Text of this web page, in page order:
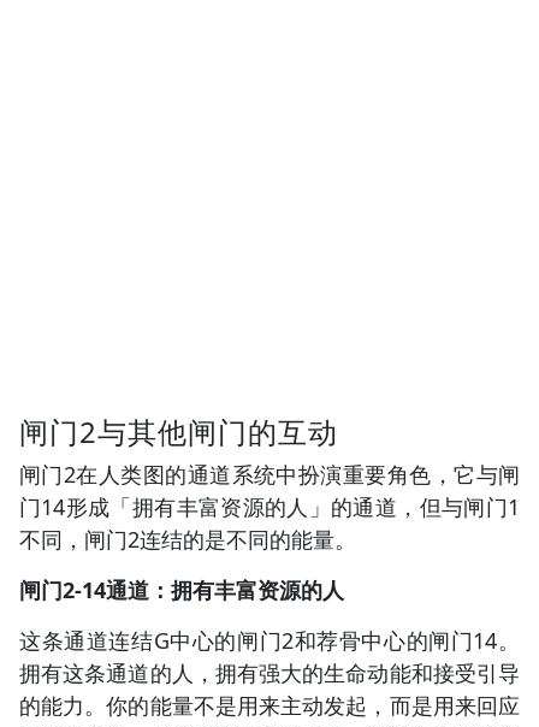
闸门2与其他闸门的互动
闸门2在人类图的通道系统中扮演重要角色，它与闸
门14形成「拥有丰富资源的人」的通道，但与闸门1
不同，闸门2连结的是不同的能量。
闸门2-14通道：拥有丰富资源的人
这条通道连结G中心的闸门2和荐骨中心的闸门14。
拥有这条通道的人，拥有强大的生命动能和接受引导
的能力。你的能量不是用来主动发起，而是用来回应